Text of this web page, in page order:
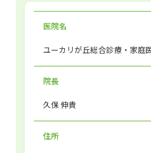
医院名
ユーカリが丘総合診療・家庭
院長
久保 伸貴
住所